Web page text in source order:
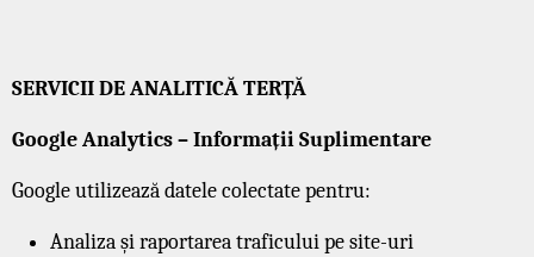
SERVICII DE ANALITICĂ TERȚĂ
Google Analytics – Informații Suplimentare
Google utilizează datele colectate pentru:
Analiza și raportarea traficului pe site-uri